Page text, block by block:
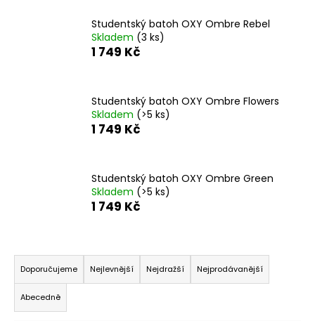
Studentský batoh OXY Ombre Rebel
Skladem (3 ks)
1 749 Kč
Studentský batoh OXY Ombre Flowers
Skladem (>5 ks)
1 749 Kč
Studentský batoh OXY Ombre Green
Skladem (>5 ks)
1 749 Kč
Ř
a
z
e
Doporučujeme Nejlevnější Nejdražší Nejprodávanější
Abecedně
p
o
u